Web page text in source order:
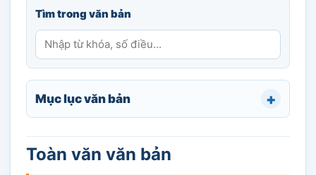
Tìm trong văn bản
Mục lục văn bản
Toàn văn văn bản